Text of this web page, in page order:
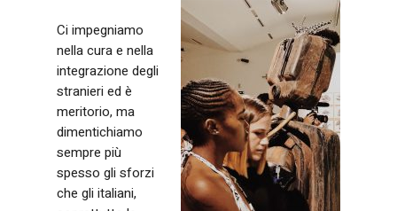
Ci impegniamo
nella cura e nella
integrazione degli
stranieri ed è
meritorio, ma
dimentichiamo
sempre più
spesso gli sforzi
che gli italiani,